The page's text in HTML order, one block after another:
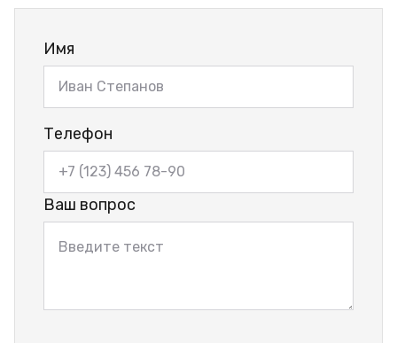
Имя
Телефон
Ваш вопрос